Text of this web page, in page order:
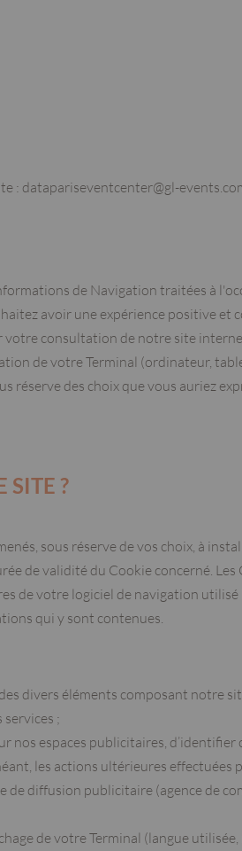
: datapariseventcenter@gl-
de Navigation traitées à
avoir une expérience positive et
consultation de notre site
de votre Terminal (ordinateur,
réserve des choix que vous auriez
SITE ?
sous réserve de vos choix, à
de validité du Cookie concerné.
de votre logiciel de navigation
qui y sont contenues.
divers éléments composant notre
;
espaces publicitaires, d’identifier
les actions ultérieures effectuées
de diffusion publicitaire (agence de
de votre Terminal (langue